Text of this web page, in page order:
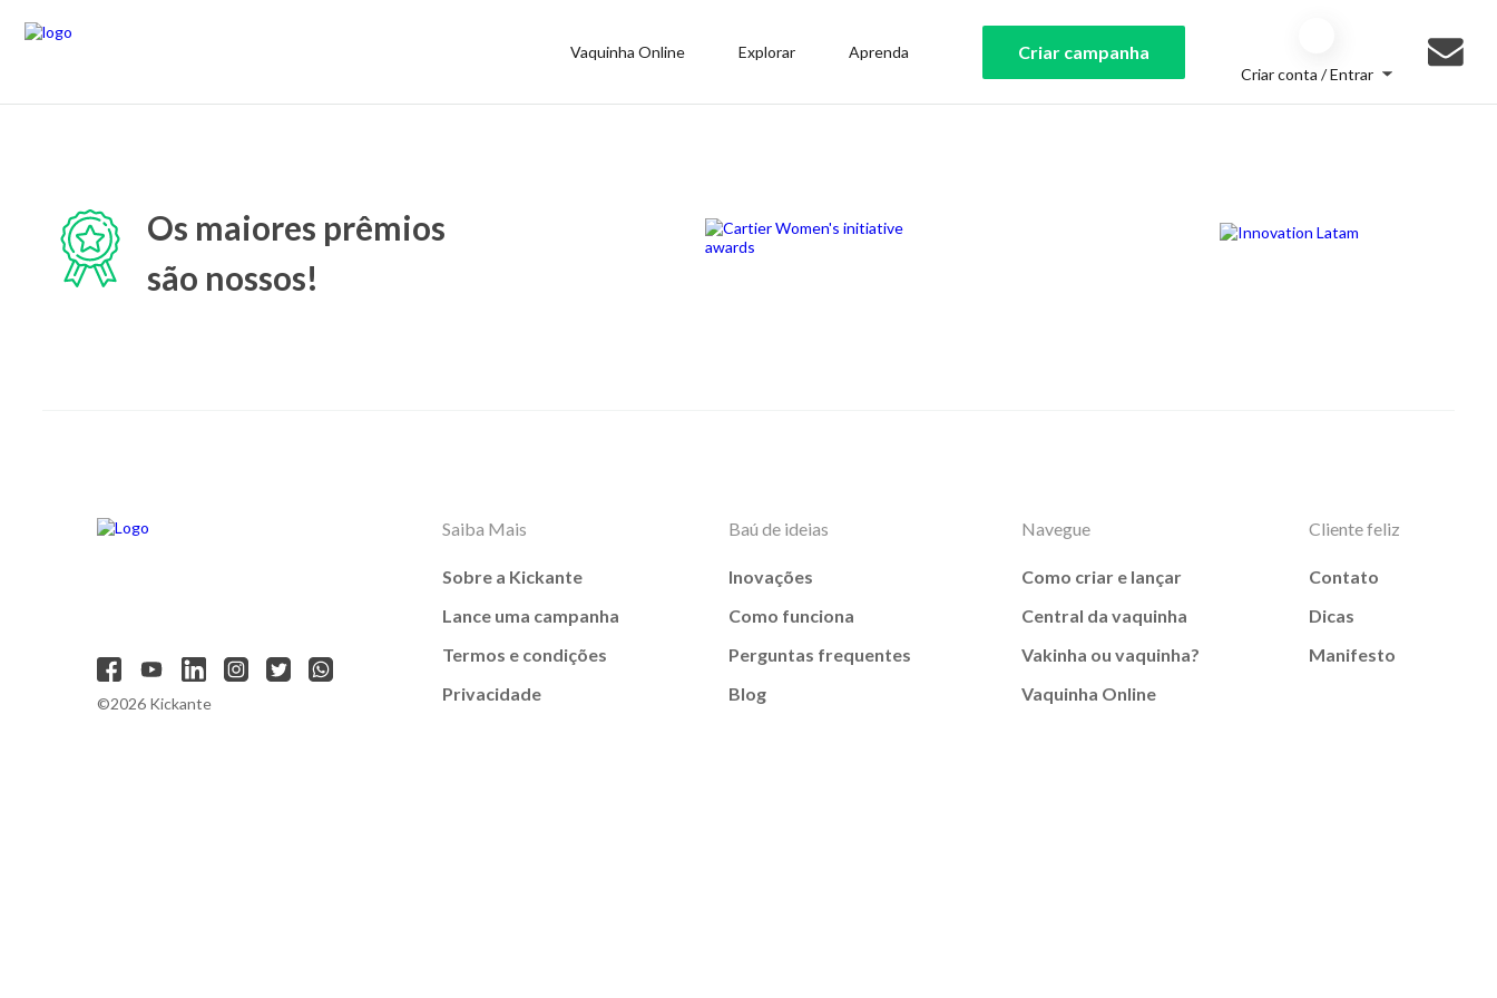
Vaquinha Online Explorar Aprenda Criar campanha
Criar conta / Entrar
Os maiores prêmios
são nossos!
©2026 Kickante
Saiba Mais
Sobre a Kickante
Lance uma campanha
Termos e condições
Privacidade
Baú de ideias
Inovações
Como funciona
Perguntas frequentes
Blog
Navegue
Como criar e lançar
Central da vaquinha
Vakinha ou vaquinha?
Vaquinha Online
Cliente feliz
Contato
Dicas
Manifesto